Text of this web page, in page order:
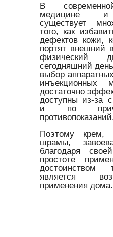
В
медицине и
существует
того, как
дефектов кожи,
портят внешний
физический
сегодняшний
выбор
инъекционных
достаточно
доступны из-за
и по
противопоказаний.
Поэтому крем,
шрамы,
благодаря
простоте
достоинством
является
применения дома.